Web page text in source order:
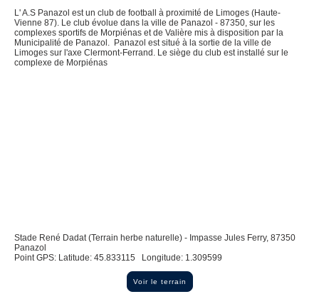
L' A.S Panazol est un club de football à proximité de Limoges (Haute-
Vienne 87). Le club évolue dans la ville de Panazol - 87350, sur les
complexes sportifs de Morpiénas et de Valière mis à disposition par la
Municipalité de Panazol. Panazol est situé à la sortie de la ville de
Limoges sur l'axe Clermont-Ferrand. Le siège du club est installé sur le
complexe de Morpiénas
Stade René Dadat (Terrain herbe naturelle) - Impasse Jules Ferry, 87350
Panazol
Point GPS: Latitude: 45.833115 Longitude: 1.309599
Voir le terrain